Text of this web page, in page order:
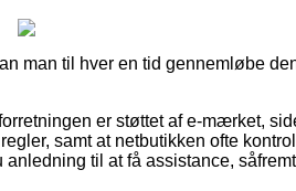
man til hver en tid gennemløbe
er støttet af e-mærket,
samt at netbutikken ofte
til at få assistance,